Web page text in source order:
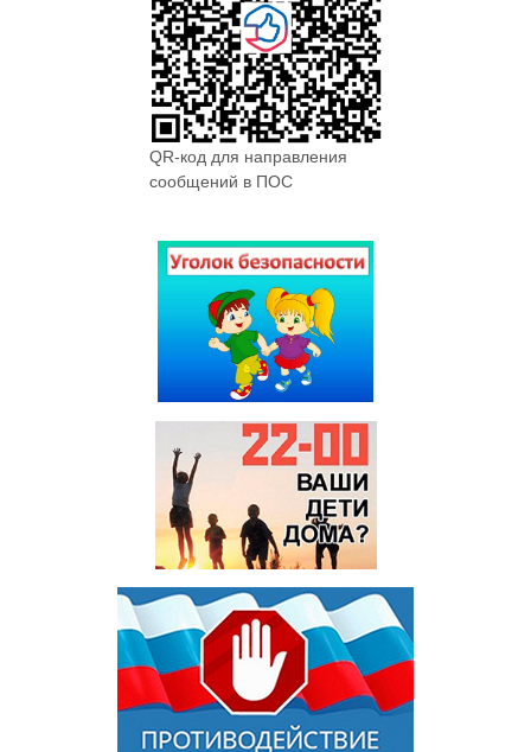
QR-код для направления
сообщений в ПОС